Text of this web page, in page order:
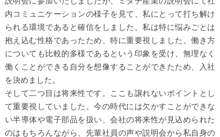
内コミュニケーションの様子を見て、私にとって打ち解け
られる環境であると確信をしました。私は特に悩みごとは
抱え込む性格であったため、特に重要視しました。働き方
についても比較的多様であるという印象を受け、無理なく
働くことができる自分を想像することができたため、入社
を決めました。
そして二つ目は将来性です。ここも譲れないポイントとし
て重要視していました。今の時代には欠かすことができな
い半導体や電子部品を扱い、会社の将来性が見込められた
のはもちろんながら、先輩社員の声や説明会から私自身の